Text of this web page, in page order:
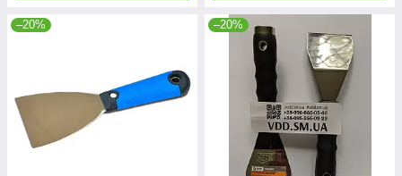
–20% –20%